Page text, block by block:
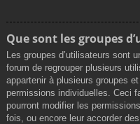
Que sont les groupes
Les groupes d’utilisateurs sont
forum de regrouper plusieurs
appartenir à plusieurs groupes
permissions individuelles. Ceci
pourront modifier les
fois, ou encore leur accorder